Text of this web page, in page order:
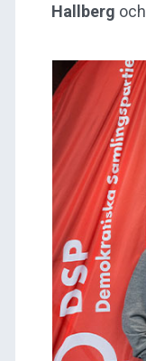
Hallberg och